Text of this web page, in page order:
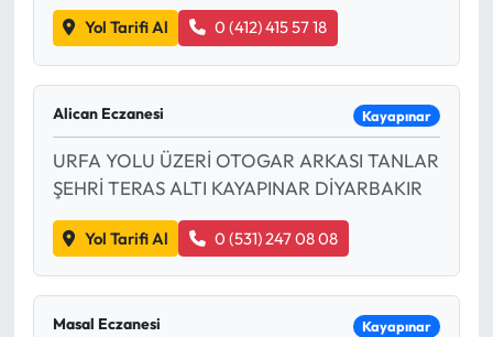
Yol Tarifi Al 0 (412) 415 57 18
Alican Eczanesi Kayapınar
URFA YOLU ÜZERİ OTOGAR ARKASI TANLAR
ŞEHRİ TERAS ALTI KAYAPINAR DİYARBAKIR
Yol Tarifi Al 0 (531) 247 08 08
Masal Eczanesi Kayapınar
Manşet
Köşe Yazıları
Karikatür Galeri
BIK
ASTROLOJİ
Spor Yazıları